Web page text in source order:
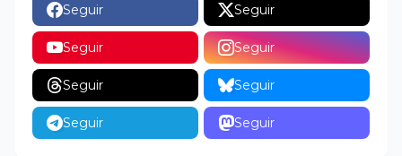
Seguir Seguir
Seguir Seguir
Seguir Seguir
Seguir Seguir